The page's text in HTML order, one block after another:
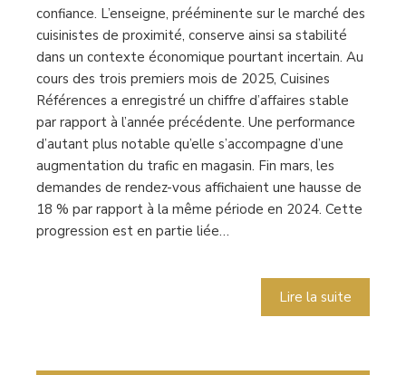
confiance. L’enseigne, prééminente sur le marché des
cuisinistes de proximité, conserve ainsi sa stabilité
dans un contexte économique pourtant incertain. Au
cours des trois premiers mois de 2025, Cuisines
Références a enregistré un chiffre d’affaires stable
par rapport à l’année précédente. Une performance
d’autant plus notable qu’elle s’accompagne d’une
augmentation du trafic en magasin. Fin mars, les
demandes de rendez-vous affichaient une hausse de
18 % par rapport à la même période en 2024. Cette
progression est en partie liée…
Lire la suite